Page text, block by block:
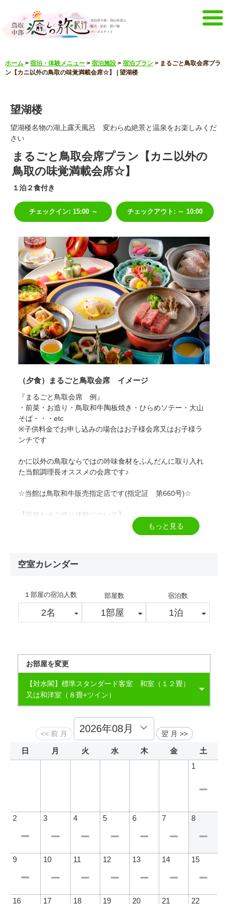
ホーム イベントキャンペーン
見どころ映像
言語選択
English
中文簡体 中文繁體
メルマガ&パンフレット
メルマガ配信
その他のメニュー
鳥取中部観光推進機構 お問い合わせ
サイトマップ 当サイトについて
リンク 著作権表記
ホーム > 宿泊・体験メニュー > 宿泊施設 > 宿泊プラン > まるごと鳥取会席プラ
ン【カニ以外の鳥取の味覚満載会席☆】 | 望湖楼
望湖楼
望湖楼名物の湖上露天風呂 変わらぬ絶景と温泉をお楽しみくだ
さい
まるごと鳥取会席プラン【カニ以外の
鳥取の味覚満載会席☆】
１泊２食付き
チェックイン: 15:00 ～ チェックアウト : ～ 10:00
（夕食）まるごと鳥取会席 イメージ
『まるごと鳥取会席 例』
・前菜・お造り・鳥取和牛陶板焼き・ひらめソテー・大山
そば・・・etc
※子供料金でお申し込みの場合はお子様会席又はお子様ラ
ンチです
かに以外の鳥取ならではの吟味食材をふんだんに取り入れ
た当館調理長オススメの会席です♪
☆当館は鳥取和牛販売指定店です(指定証 第660号)☆
【温泉たまご作り体験について】
おひとり様１個！無料でお作り頂けます！
※生卵のお渡しが18：30までなのでそれまでにチェックイ
喫煙は所定の喫煙所をご利用ください
※アレルギー等のご連絡は宿泊3日前までにお願いします
直前のご連絡、当日、前日のご予約には対応いたしかねま
もっと見る
空室カレンダー
１部屋の宿泊人数 部屋数 宿泊数
お部屋を変更
【対水閣】標準スタンダード客室 和室（１２畳）
又は和洋室（８畳+ツイン）
日 月 火 水 木 金
土
1
2 3 4 5 6 7 8
9 10 11 12 13 14 15
16 17 18 19 20 21 22